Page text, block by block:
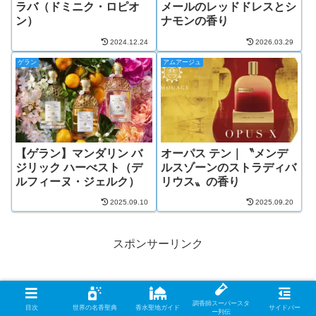
ラバ（ドミニク・ロピオ
ン）
2024.12.24
メールのレッドドレスとシ
ナモンの香り
2026.03.29
ゲラン
【ゲラン】マンダリン バ
ジリック ハーべスト（デ
ルフィーヌ・ジェルク）
2025.09.10
アムアージュ
オーパス テン｜〝メンデ
ルスゾーンのストラディバ
リウス〟の香り
2025.09.20
スポンサーリンク
目次 世界の名香聖典 香水聖地ガイド
調香師スーパースタ
ー列伝
サイドバー